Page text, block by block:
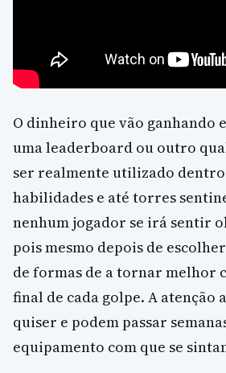
O dinheiro que vão ganhando
uma leaderboard ou outro
ser realmente utilizado
habilidades e até torres
nenhum jogador se irá sentir
pois mesmo depois de
de formas de a tornar melhor
final de cada golpe. A
quiser e podem passar
equipamento com que se